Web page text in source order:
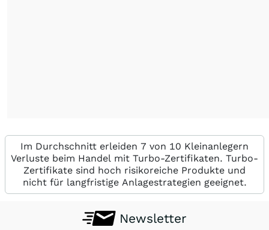
Im Durchschnitt erleiden 7 von 10 Kleinanlegern
Verluste beim Handel mit Turbo-Zertifikaten. Turbo-
Zertifikate sind hoch risikoreiche Produkte und
nicht für langfristige Anlagestrategien geeignet.
Newsletter